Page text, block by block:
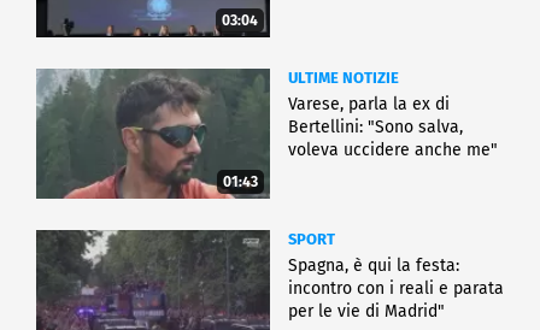
03:04
01:43
ULTIME NOTIZIE
Varese, parla la ex di
Bertellini: "Sono salva,
voleva uccidere anche me"
SPORT
Spagna, è qui la festa:
incontro con i reali e parata
per le vie di Madrid"